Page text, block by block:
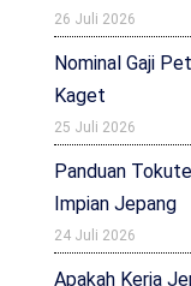
26 Juli 2026
Nominal Gaji
Kaget
25 Juli 2026
Panduan
Impian Jepang
24 Juli 2026
Apakah Kerja